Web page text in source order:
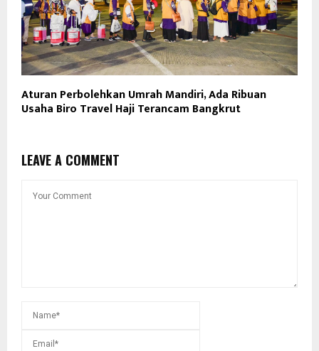
Aturan Perbolehkan Umrah Mandiri, Ada Ribuan
Usaha Biro Travel Haji Terancam Bangkrut
LEAVE A COMMENT